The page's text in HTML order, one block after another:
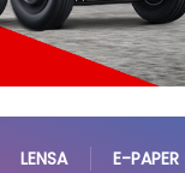
LENSA E-PAPER